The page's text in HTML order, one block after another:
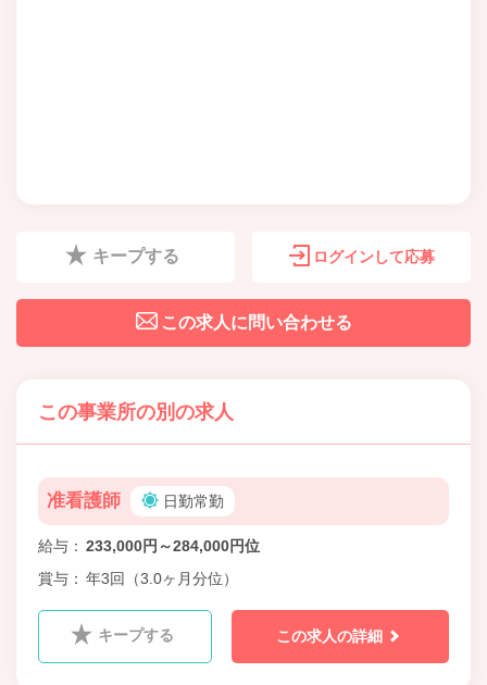
キープする ログインして応募
この求人に問い合わせる
この事業所の別の求人
准看護師 日勤常勤
給与
233,000円～284,000円位
賞与
年3回（3.0ヶ月分位）
キープする この求人の詳細